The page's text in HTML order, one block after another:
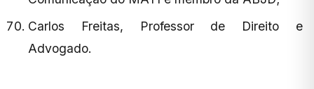
Carlos Freitas, Professor de Direito e
Advogado.